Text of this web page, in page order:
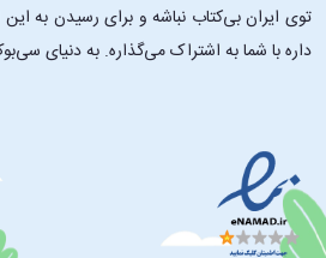
توی ایران بی‌کتاب نباشه و برای رسیدن به
داره با شما به اشتراک می‌گذاره. به دنیای